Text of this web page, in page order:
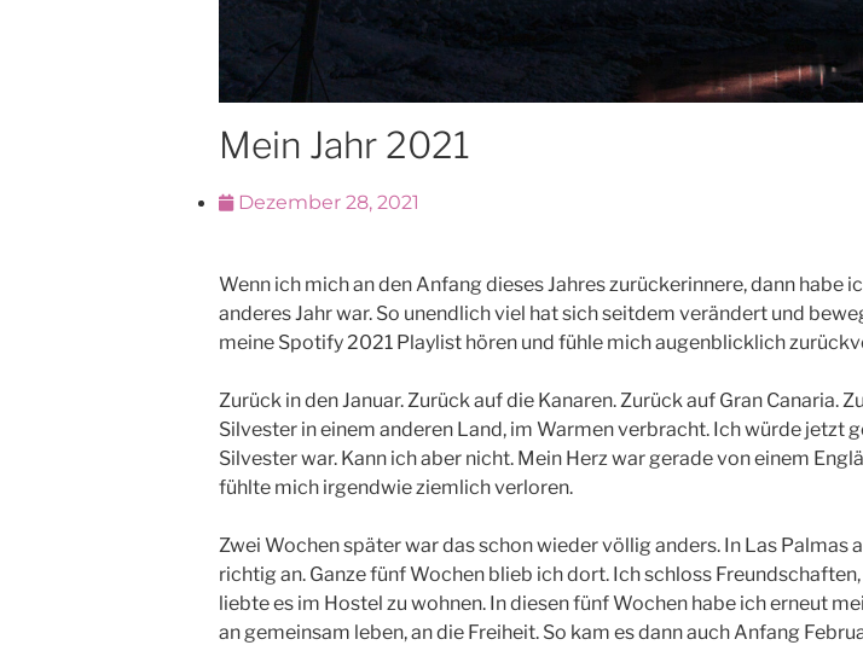
Mein Jahr 2021
Dezember 28, 2021
Wenn ich mich an den Anfang dieses Jahres zurückerinnere, dann habe
anderes Jahr war. So unendlich viel hat sich seitdem verändert und
meine Spotify 2021 Playlist hören und fühle mich augenblicklich
Zurück in den Januar. Zurück auf die Kanaren. Zurück auf Gran Canaria.
Silvester in einem anderen Land, im Warmen verbracht. Ich würde jetzt
Silvester war. Kann ich aber nicht. Mein Herz war gerade von einem
fühlte mich irgendwie ziemlich verloren.
Zwei Wochen später war das schon wieder völlig anders. In Las Palmas
richtig an. Ganze fünf Wochen blieb ich dort. Ich schloss
liebte es im Hostel zu wohnen. In diesen fünf Wochen habe ich erneut
an gemeinsam leben, an die Freiheit. So kam es dann auch Anfang